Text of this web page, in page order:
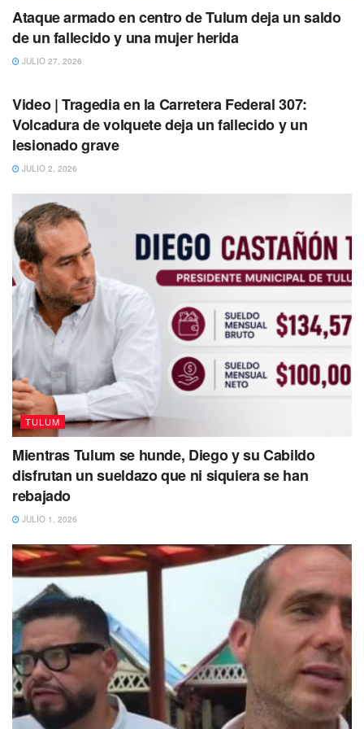
“garantizar la protección de habitantes y turistas en Tulum”.
En apoyo a las medidas de seguridad la Secretaría de
Marina (Semar) enviará 70 infantes que se sumarán a las
filas de los más de 150 policías municipales para reforzar
el patrullaje en las principales zonas mayas y turísticas.
Instalarán filtros de revisión permanente en los accesos al
municipio y equiparán a todas las casetas de seguridad
para mayor seguridad de los vacacionistas y habitantes.
luego de que se registraron por lo menos seis asesinatos
en Tulum; dos de las víctimas eran mujeres que fueron
asesinadas a balazos. Las primeras líneas de
investigación indican un presunto ajuste de cuentas entre
grupos criminales.
Otra de las ejecuciones se registró la madrugada del 15 de
marzo, al exterior del centro nocturno El Tu’up’, en el que
el saldo fueron dos hombres asesinados con un arma de
fuego.
Según medios locales, los vecinos de la colonia Mayapax
hicieron un llamado de emergencia al 911 a las 02:00 de
la mañana para reportar que escucharon alrededor de 20
Ataque armado en centro de Tulum deja un saldo
de un fallecido y una mujer herida
JULIO 27, 2026
Video | Tragedia en la Carretera Federal 307:
Volcadura de volquete deja un fallecido y un
lesionado grave
JULIO 2, 2026
TULUM
Mientras Tulum se hunde, Diego y su Cabildo
disfrutan un sueldazo que ni siquiera se han
rebajado
JULIO 1, 2026